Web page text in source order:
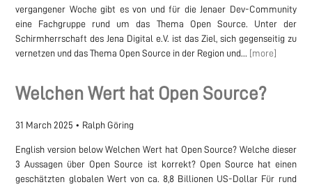
vergangener Woche gibt es von und für die Jenaer Dev-Community
eine Fachgruppe rund um das Thema Open Source. Unter der
Schirmherrschaft des Jena Digital e.V. ist das Ziel, sich gegenseitig zu
vernetzen und das Thema Open Source in der Region und... [more]
Welchen Wert hat Open Source?
31 March 2025 • Ralph Göring
English version below Welchen Wert hat Open Source? Welche dieser
3 Aussagen über Open Source ist korrekt? Open Source hat einen
geschätzten globalen Wert von ca. 8,8 Billionen US-Dollar Für rund